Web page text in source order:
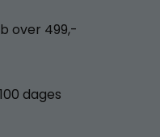
over 499,-
100 dages